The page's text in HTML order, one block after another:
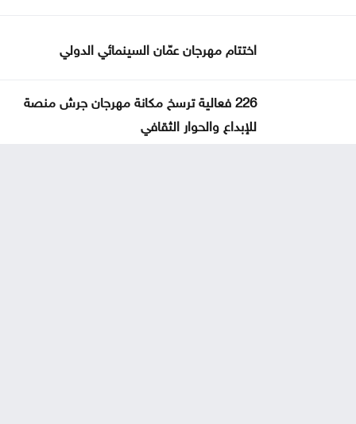
اختتام مهرجان عمّان السينمائي الدولي
226 فعالية ترسخ مكانة مهرجان جرش منصة
للإبداع والحوار الثقافي